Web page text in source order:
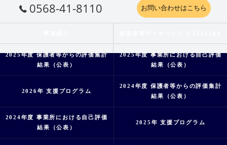
0568-41-8110 お問い合わせはこちら
2025年度 保護者等からの評価集計
結果（公表）
2025年度 事業所における自己評価
結果（公表）
2026年 支援プログラム
2024年度 保護者等からの評価集計
結果（公表）
2024年度 事業所における自己評価
結果（公表）
2025年 支援プログラム